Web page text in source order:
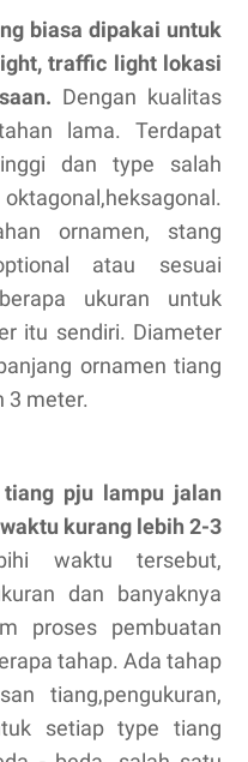
biasa dipakai untuk
traffic light lokasi
Dengan kualitas
lama. Terdapat
dan type salah
ornamen, stang
atau sesuai
ukuran untuk
itu sendiri. Diameter
ornamen tiang
3 meter.
pju lampu jalan
kurang lebih 2-3
waktu tersebut,
dan banyaknya
proses pembuatan
tahap. Ada tahap
tiang,pengukuran,
setiap type tiang